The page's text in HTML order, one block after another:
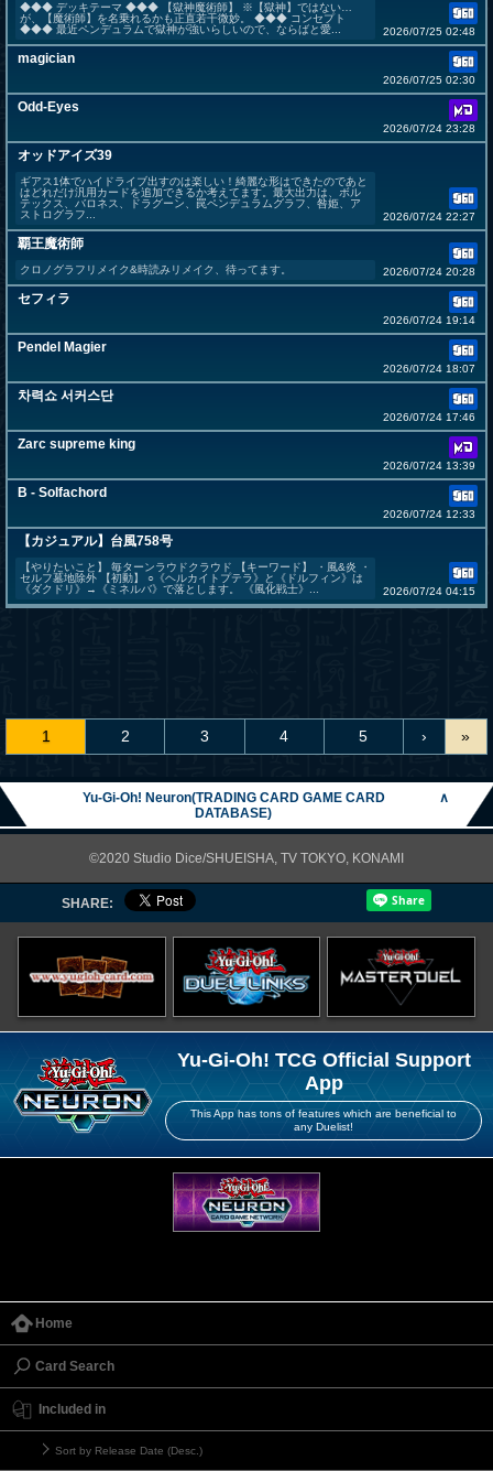
◆◆◆ デッキテーマ ◆◆◆ 【獄神魔術師】 ※【獄神】ではない…
が、【魔術師】を名乗れるかも正直若干微妙。 ◆◆◆ コンセプト
◆◆◆ 最近ペンデュラムで獄神が強いらしいので、ならばと愛...
2026/07/25 02:48
magician
2026/07/25 02:30
Odd-Eyes
2026/07/24 23:28
オッドアイズ39
ギアス1体でハイドライブ出すのは楽しい！綺麗な形はできたのであと
はどれだけ汎用カードを追加できるか考えてます。最大出力は、ボル
テックス、バロネス、ドラグーン、罠ペンデュラムグラフ、咎姫、ア
ストログラフ...
2026/07/24 22:27
覇王魔術師
クロノグラフリメイク&時読みリメイク、待ってます。 2026/07/24 20:28
セフィラ
2026/07/24 19:14
Pendel Magier
2026/07/24 18:07
차력쇼 서커스단
2026/07/24 17:46
Zarc supreme king
2026/07/24 13:39
B - Solfachord
2026/07/24 12:33
【カジュアル】台風758号
【やりたいこと】 毎ターンラウドクラウド 【キーワード】 ・風&炎 ・
セルフ墓地除外 【初動】 ○《ヘルカイトプテラ》と《ドルフィン》は
《ダクドリ》→《ミネルバ》で落とします。 《風化戦士》...
2026/07/24 04:15
1 2 3 4 5 › »
Yu-Gi-Oh! Neuron(TRADING CARD GAME CARD
DATABASE)
∧
©2020 Studio Dice/SHUEISHA, TV TOKYO, KONAMI
SHARE:
Yu-Gi-Oh! TCG Official Support
App
This App has tons of features which are beneficial to
any Duelist!
Home
Card Search
Included in
Sort by Release Date (Desc.)